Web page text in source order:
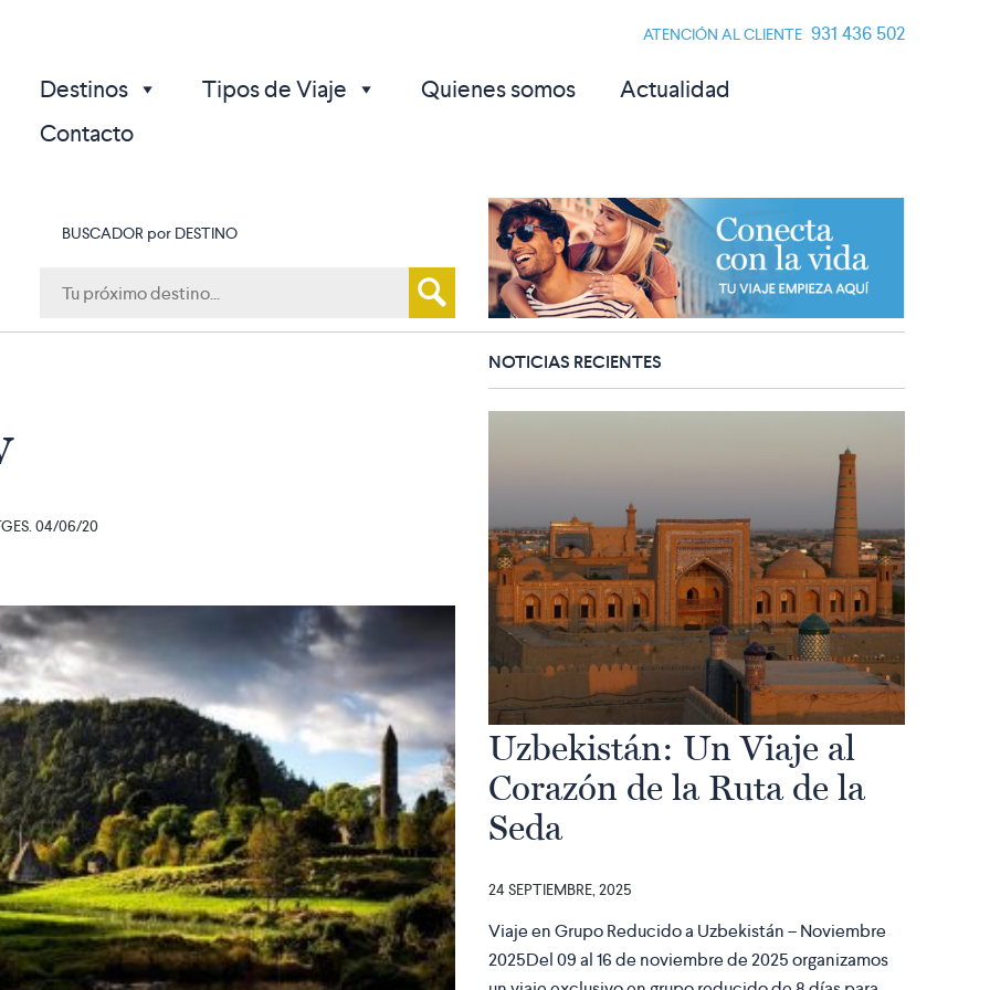
ATENCIÓN AL CLIENTE 931 436 502
Destinos Tipos de Viaje Quienes somos
Actualidad
Contacto
BUSCADOR por DESTINO
p
04/06/20
NOTICIAS RECIENTES
Uzbekistán: Un Viaje al
Corazón de la Ruta de la
Seda
24 SEPTIEMBRE, 2025
Viaje en Grupo Reducido a Uzbekistán – Noviembre
2025Del 09 al 16 de noviembre de 2025 organizamos